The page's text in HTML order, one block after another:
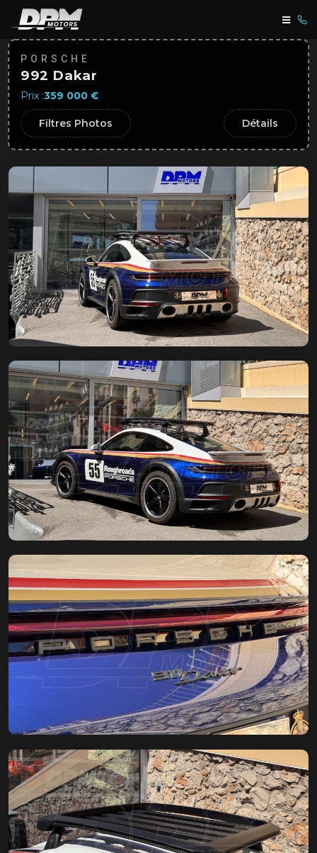
PORSCHE
992 Dakar
Prix :359 000 €
Filtres Photos Détails